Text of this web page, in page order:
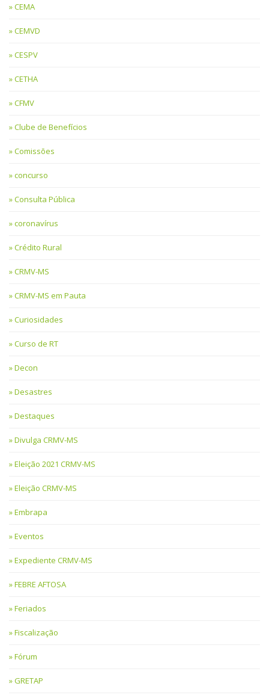
CEMA
CEMVD
CESPV
CETHA
CFMV
Clube de Benefícios
Comissões
concurso
Consulta Pública
coronavírus
Crédito Rural
CRMV-MS
CRMV-MS em Pauta
Curiosidades
Curso de RT
Decon
Desastres
Destaques
Divulga CRMV-MS
Eleição 2021 CRMV-MS
Eleição CRMV-MS
Embrapa
Eventos
Expediente CRMV-MS
FEBRE AFTOSA
Feriados
Fiscalização
Fórum
GRETAP